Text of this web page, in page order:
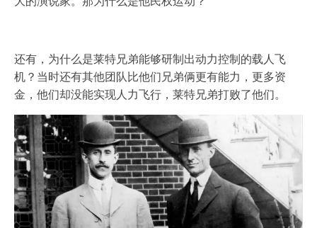
还有，为什么是莱特兄弟能够研制出动力控制的载人飞
机？当时还有其他团队比他们兄弟俩更有能力，更多资
金，他们却没能实现人力飞行，莱特兄弟打败了他们。